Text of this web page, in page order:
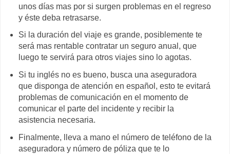
unos días mas por si surgen problemas en el regreso
y éste deba retrasarse.
Si la duración del viaje es grande, posiblemente te
será mas rentable contratar un seguro anual, que
luego te servirá para otros viajes sino lo agotas.
Si tu inglés no es bueno, busca una aseguradora
que disponga de atención en español, esto te evitará
problemas de comunicación en el momento de
comunicar el parte del incidente y recibir la
asistencia necesaria.
Finalmente, lleva a mano el número de teléfono de la
aseguradora y número de póliza que te lo